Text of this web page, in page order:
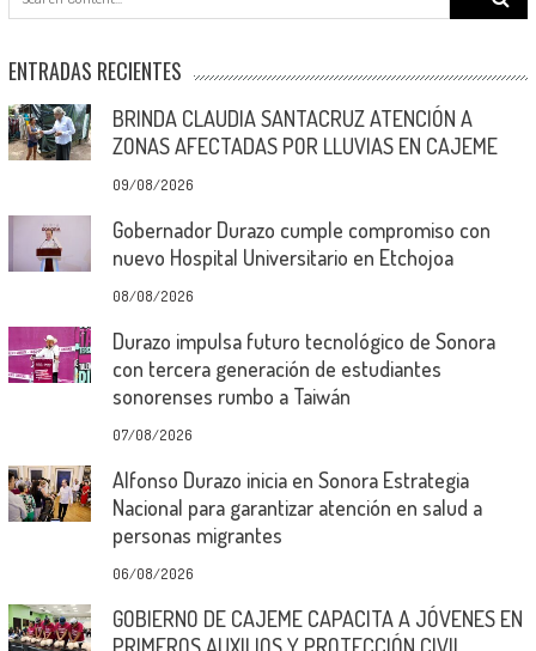
for:
ENTRADAS RECIENTES
BRINDA CLAUDIA SANTACRUZ ATENCIÓN A
ZONAS AFECTADAS POR LLUVIAS EN CAJEME
09/08/2026
Gobernador Durazo cumple compromiso con
nuevo Hospital Universitario en Etchojoa
08/08/2026
Durazo impulsa futuro tecnológico de Sonora
con tercera generación de estudiantes
sonorenses rumbo a Taiwán
07/08/2026
Alfonso Durazo inicia en Sonora Estrategia
Nacional para garantizar atención en salud a
personas migrantes
06/08/2026
GOBIERNO DE CAJEME CAPACITA A JÓVENES EN